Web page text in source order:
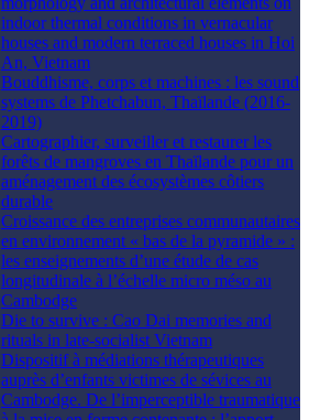
indoor thermal conditions in vernacular
houses and modern terraced houses in Hoi
An, Vietnam
Bouddhisme, corps et machines : les sound
systems de Phetchabun, Thaïlande (2016-
2019)
Cartographier, surveiller et restaurer les
forêts de mangroves en Thaïlande pour un
aménagement des écosystèmes côtiers
durable
Croissance des entreprises communautaires
en environnement « bas de la pyramide » :
les enseignements d’une étude de cas
longitudinale à l’échelle micro méso au
Cambodge
Die to survive : Cao Dai memories and
rituals in late-socialist Vietnam
Dispositif à médiations thérapeutiques
auprès d’enfants victimes de sévices au
Cambodge. De l’imperceptible traumatique